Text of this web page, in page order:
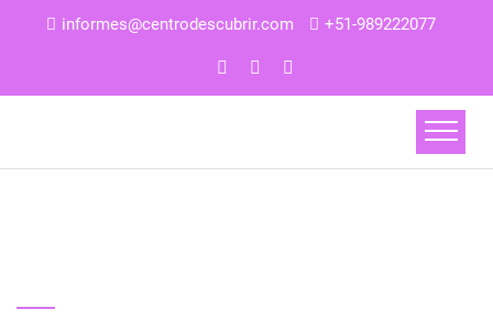
informes@centrodescubrir.com +51-989222077